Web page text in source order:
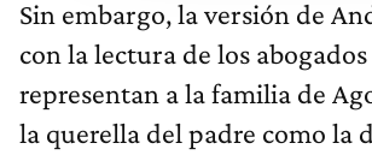
Sin embargo, la versión de
con la lectura de los
representan a la familia de
la querella del padre como la